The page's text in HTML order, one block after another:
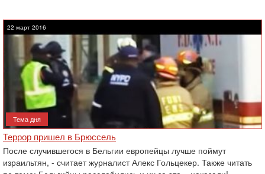
22 март 2016
Тема дня
Террор пришел в Брюссель
После случившегося в Бельгии европейцы лучше поймут
израильтян, - считает журналист Алекс Гольцекер. Также читать